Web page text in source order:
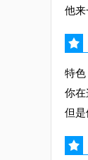
他来
特色
你在
但是